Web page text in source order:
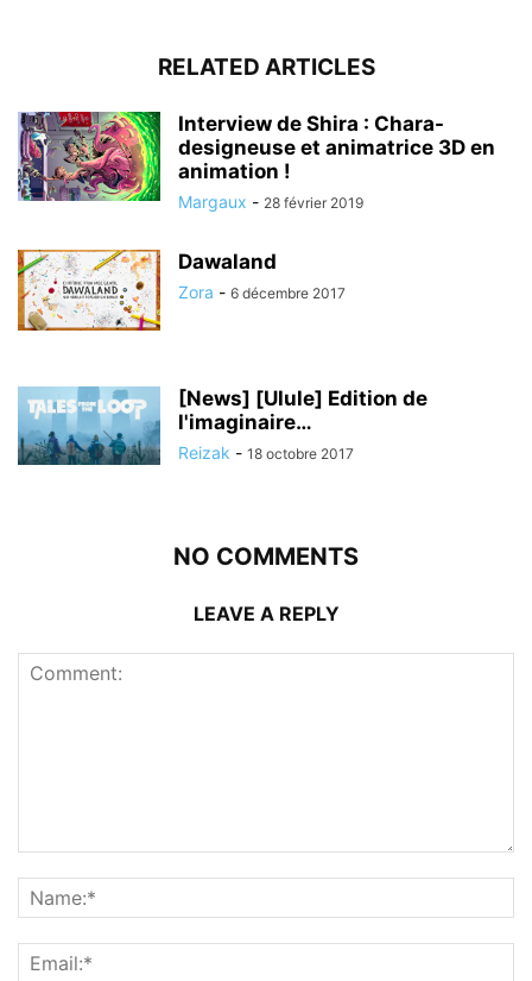
RELATED ARTICLES
Interview de Shira : Chara-
designeuse et animatrice 3D en
animation !
Margaux - 28 février 2019
Dawaland
Zora - 6 décembre 2017
[News] [Ulule] Edition de
l'imaginaire…
Reizak - 18 octobre 2017
NO COMMENTS
LEAVE A REPLY